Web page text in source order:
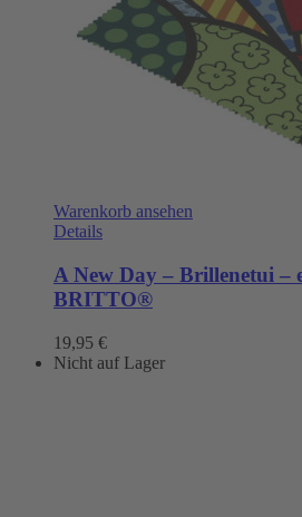
Warenkorb ansehen
Details
A New Day – Brillenetui –
BRITTO®
19,95 €
Nicht auf Lager